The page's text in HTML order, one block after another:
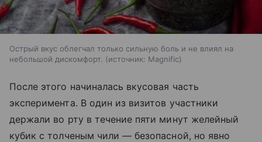
Острый вкус облегчал только сильную боль и не влиял на
небольшой дискомфорт.
источник: Magnific
После этого начиналась вкусовая часть
эксперимента. В один из визитов участники
держали во рту в течение пяти минут желейный
кубик с толченым чили — безопасной, но явно